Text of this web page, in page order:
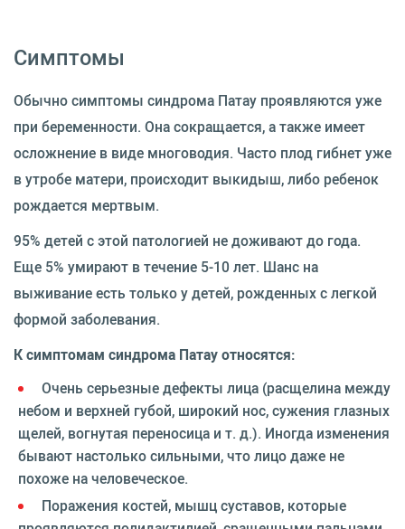
Симптомы
Обычно симптомы синдрома Патау проявляются уже
при беременности. Она сокращается, а также имеет
осложнение в виде многоводия. Часто плод гибнет уже
в утробе матери, происходит выкидыш, либо ребенок
рождается мертвым.
95% детей с этой патологией не доживают до года.
Еще 5% умирают в течение 5-10 лет. Шанс на
выживание есть только у детей, рожденных с легкой
формой заболевания.
К симптомам синдрома Патау относятся:
Очень серьезные дефекты лица (расщелина между
небом и верхней губой, широкий нос, сужения глазных
щелей, вогнутая переносица и т. д.). Иногда изменения
бывают настолько сильными, что лицо даже не
похоже на человеческое.
Поражения костей, мышц суставов, которые